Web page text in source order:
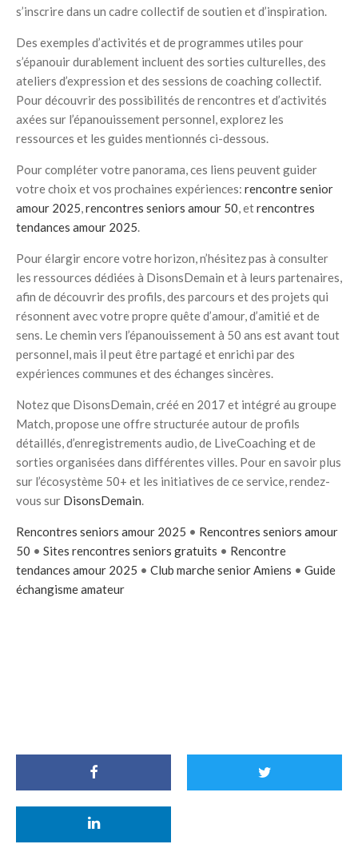
s’inscrire dans un cadre collectif de soutien et d’inspiration.
Des exemples d’activités et de programmes utiles pour
s’épanouir durablement incluent des sorties culturelles, des
ateliers d’expression et des sessions de coaching collectif.
Pour découvrir des possibilités de rencontres et d’activités
axées sur l’épanouissement personnel, explorez les
ressources et les guides mentionnés ci-dessous.
Pour compléter votre panorama, ces liens peuvent guider
votre choix et vos prochaines expériences: rencontre senior
amour 2025 rencontres seniors amour 50 , etrencontres
tendances amour 2025
Pour élargir encore votre horizon, n’hésitez pas à consulter
les ressources dédiées à DisonsDemain et à leurs partenaires,
afin de découvrir des profils, des parcours et des projets qui
résonnent avec votre propre quête d’amour, d’amitié et de
sens. Le chemin vers l’épanouissement à 50 ans est avant tout
personnel, mais il peut être partagé et enrichi par des
expériences communes et des échanges sincères.
Notez que DisonsDemain, créé en 2017 et intégré au groupe
Match, propose une offre structurée autour de profils
détaillés, d’enregistrements audio, de LiveCoaching et de
sorties organisées dans différentes villes. Pour en savoir plus
sur l’écosystème 50+ et les initiatives de ce service, rendez-
vous sur DisonsDemain
Rencontres seniors amour 2025 • Rencontres seniors amour
50 • Sites rencontres seniors gratuits • Rencontre
tendances amour 2025 • Club marche senior Amiens • Guide
échangisme amateur